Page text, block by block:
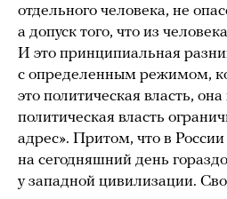
отдельного человека, не
а допуск того, что из
И это принципиальная
с определенным режимом,
это политическая власть,
политическая власть
адрес». Притом, что в России
на сегодняшний день
у западной цивилизации.